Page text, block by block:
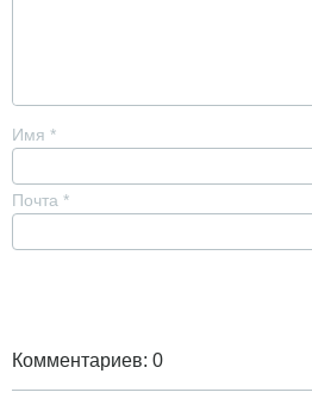
Имя *
Почта *
Комментариев: 0